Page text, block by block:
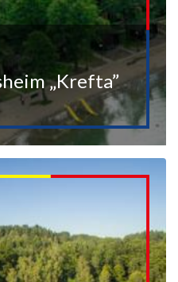
„Krefta”